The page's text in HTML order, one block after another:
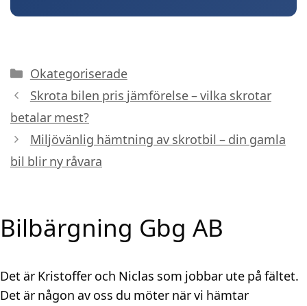
Kategorier
Okategoriserade
Skrota bilen pris jämförelse – vilka skrotar
betalar mest?
Miljövänlig hämtning av skrotbil – din gamla
bil blir ny råvara
Bilbärgning Gbg AB
Det är Kristoffer och Niclas som jobbar ute på fältet.
Det är någon av oss du möter när vi hämtar